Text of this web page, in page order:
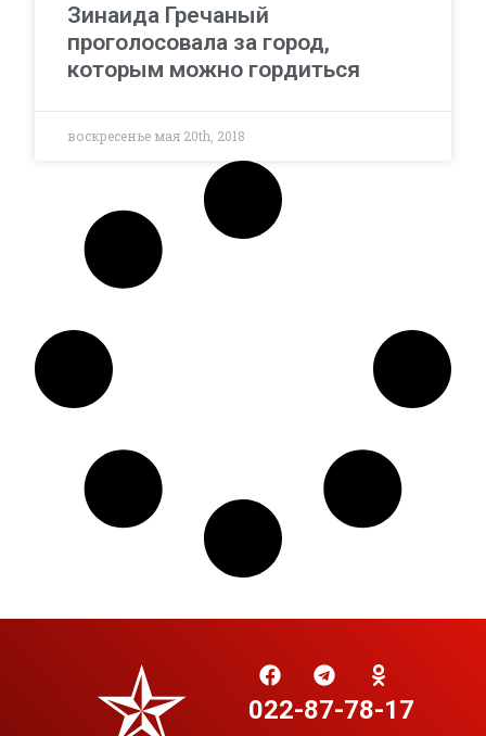
Зинаида Гречаный
проголосовала за город,
которым можно гордиться
воскресенье мая 20th, 2018
022-87-78-17